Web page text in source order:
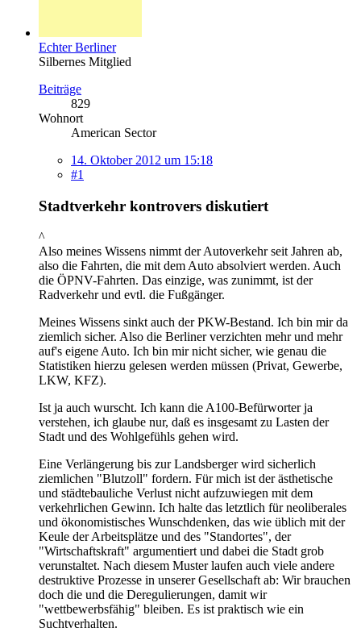
Echter Berliner
Silbernes Mitglied
Beiträge
829
Wohnort
American Sector
14. Oktober 2012 um 15:18
#1
Stadtverkehr kontrovers diskutiert
^
Also meines Wissens nimmt der Autoverkehr seit Jahren ab,
also die Fahrten, die mit dem Auto absolviert werden. Auch
die ÖPNV-Fahrten. Das einzige, was zunimmt, ist der
Radverkehr und evtl. die Fußgänger.
Meines Wissens sinkt auch der PKW-Bestand. Ich bin mir da
ziemlich sicher. Also die Berliner verzichten mehr und mehr
auf's eigene Auto. Ich bin mir nicht sicher, wie genau die
Statistiken hierzu gelesen werden müssen (Privat, Gewerbe,
LKW, KFZ).
Ist ja auch wurscht. Ich kann die A100-Befürworter ja
verstehen, ich glaube nur, daß es insgesamt zu Lasten der
Stadt und des Wohlgefühls gehen wird.
Eine Verlängerung bis zur Landsberger wird sicherlich
ziemlichen "Blutzoll" fordern. Für mich ist der ästhetische
und städtebauliche Verlust nicht aufzuwiegen mit dem
verkehrlichen Gewinn. Ich halte das letztlich für neoliberales
und ökonomistisches Wunschdenken, das wie üblich mit der
Keule der Arbeitsplätze und des "Standortes", der
"Wirtschaftskraft" argumentiert und dabei die Stadt grob
verunstaltet. Nach diesem Muster laufen auch viele andere
destruktive Prozesse in unserer Gesellschaft ab: Wir brauchen
doch die und die Deregulierungen, damit wir
"wettbewerbsfähig" bleiben. Es ist praktisch wie ein
Suchtverhalten.